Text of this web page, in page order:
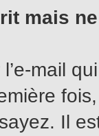
mais
mail
Il